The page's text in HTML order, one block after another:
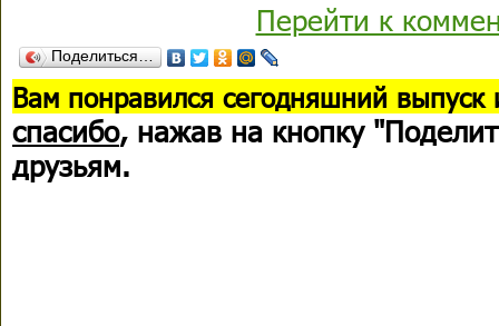
Перейти к
Поделиться…
Вам понравился сегодняшний выпуск
спасибо, нажав на кнопку
друзьям.